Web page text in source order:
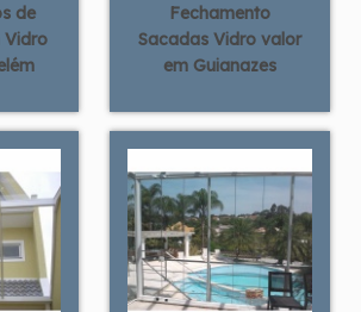
de
Vidro
Fechamento
Sacadas Vidro valor
em Guianazes